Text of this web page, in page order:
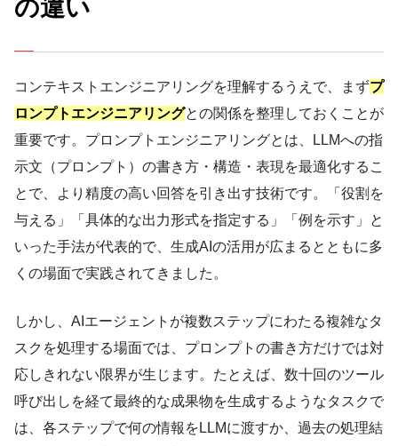
の違い
コンテキストエンジニアリングを理解するうえで、まずプ
ロンプトエンジニアリングとの関係を整理しておくことが
重要です。プロンプトエンジニアリングとは、LLMへの指
示文（プロンプト）の書き方・構造・表現を最適化するこ
とで、より精度の高い回答を引き出す技術です。「役割を
与える」「具体的な出力形式を指定する」「例を示す」と
いった手法が代表的で、生成AIの活用が広まるとともに多
くの場面で実践されてきました。
しかし、AIエージェントが複数ステップにわたる複雑なタ
スクを処理する場面では、プロンプトの書き方だけでは対
応しきれない限界が生じます。たとえば、数十回のツール
呼び出しを経て最終的な成果物を生成するようなタスクで
は、各ステップで何の情報をLLMに渡すか、過去の処理結